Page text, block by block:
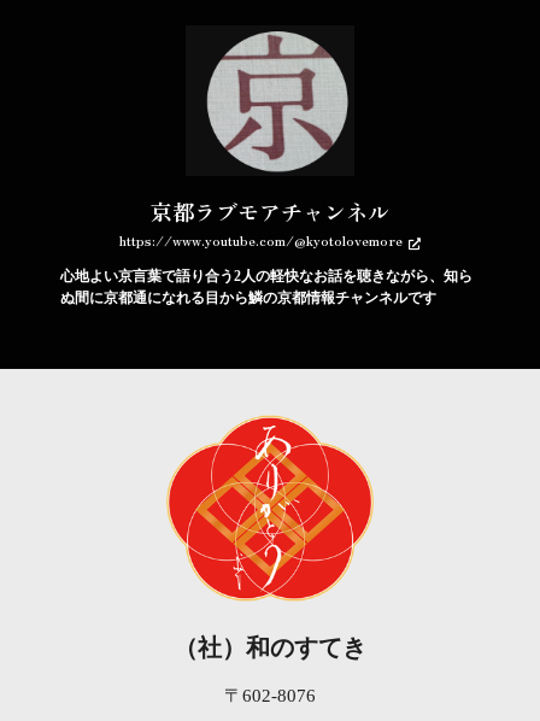
京都ラブモアチャンネル
https://www.youtube.com/@kyotolovemore
心地よい京言葉で語り合う2人の軽快なお話を聴きながら、知ら
ぬ間に京都通になれる目から鱗の京都情報チャンネルです
（社）和のすてき
〒602-8076